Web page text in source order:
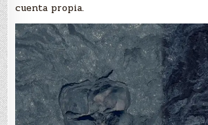
cuenta propia.